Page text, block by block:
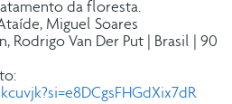
da floresta.
Miguel Soares
Rodrigo Van Der Put | Brasil | 90